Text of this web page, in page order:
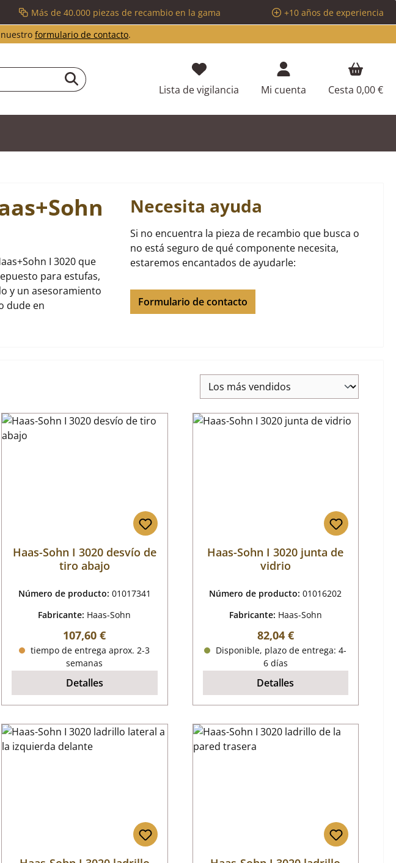
Más de 40.000 piezas de recambio en la gama
+10 años de experiencia
formulario de contacto.
Lista de vigilancia Tienes 0 artículos en tu lista de
Mi cuenta Cesta 0,00 €
I 3020 que
para estufas,
y un asesoramiento
dude en
Necesita ayuda
Si no encuentra la pieza de recambio que busca o
no está seguro de qué componente necesita,
estaremos encantados de ayudarle:
Formulario de contacto
Haas-Sohn I 3020 desvío de
tiro abajo
Número de producto: 01017341
Fabricante: Haas-Sohn
Precio normal:
107,60 €
tiempo de entrega aprox. 2-3
semanas
Detalles
Haas-Sohn I 3020 junta de
vidrio
Número de producto:01016202
Fabricante: Haas-Sohn
Precio normal:
82,04 €
Disponible, plazo de entrega: 4-
6 días
Detalles